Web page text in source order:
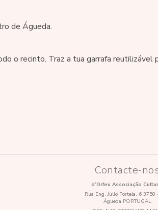
de Águeda.
o recinto. Traz a tua garrafa reutilizável
Contacte-
d’Orfeu Associação
Rua Eng. Júlio Portela, 6 3750
Águeda PORTUGAL